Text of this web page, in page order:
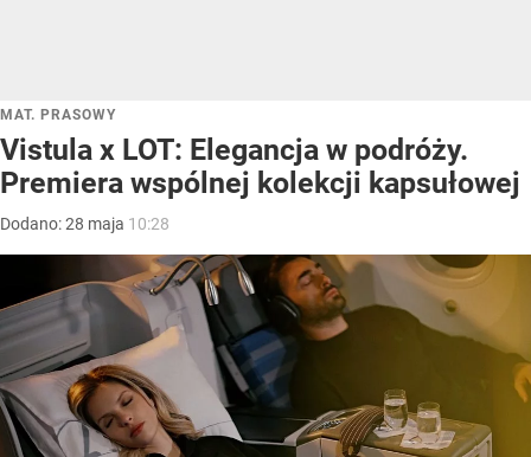
MAT. PRASOWY
Vistula x LOT: Elegancja w podróży.
Premiera wspólnej kolekcji kapsułowej
Dodano:28 maja 10:28